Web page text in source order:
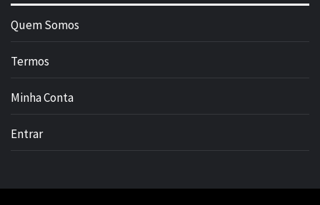
Quem Somos
Termos
Minha Conta
Entrar